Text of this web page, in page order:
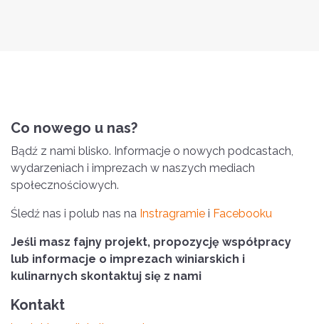
Co nowego u nas?
Bądź z nami blisko. Informacje o nowych podcastach,
wydarzeniach i imprezach w naszych mediach
społecznościowych.
Śledź nas i polub nas na Instragramie i Facebooku
Jeśli masz fajny projekt, propozycję współpracy
lub informacje o imprezach winiarskich i
kulinarnych skontaktuj się z nami
Kontakt